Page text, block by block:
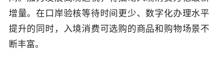
增量。在口岸验核等待时间更少、数字化办理水平
提升的同时，入境消费可选购的商品和购物场景不
断丰富。